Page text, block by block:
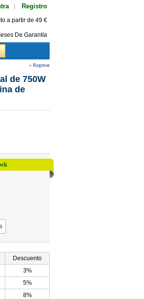
Registro
a partir de 49 €
De Garantía
« Regresar
de 750W
de
Descuento
3%
5%
8%